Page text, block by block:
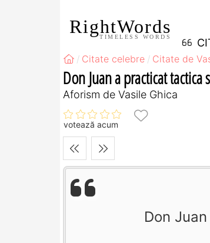
RightWords
TIMELESS WORDS
Citate celebre Citate de
Don Juan a practicat
Aforism de Vasile Ghica
votează acum
Don